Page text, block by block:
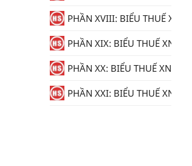
PHẦN XVIII: BIỂU THUẾ XNK
PHẦN XIX: BIỂU THUẾ XNK
PHẦN XX: BIỂU THUẾ XNK
PHẦN XXI: BIỂU THUẾ XNK